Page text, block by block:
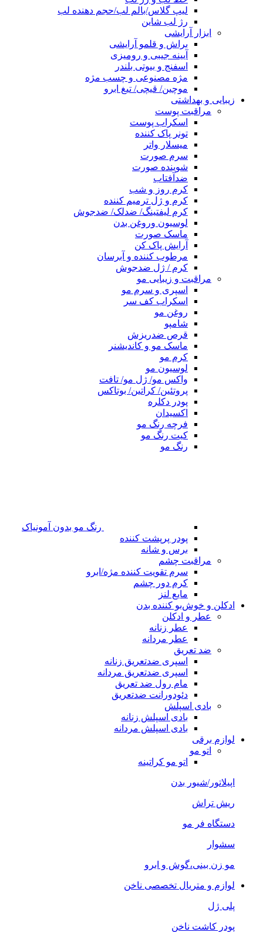
لیپ گلاس/بالم لب/حجم دهنده لب
رژ لب شاین
ابزار آرایشی
براش و قلمو آرایشی
آیینه جیبی و رومیزی
اسفنج و بیوتی بلندر
مژه مصنوعی و چسب مژه
موچین/ قیچی/ تیغ ابرو
زیبایی و بهداشتی
مراقبت پوست
اسکراب پوست
تونر پاک کننده
میسلار واتر
سرم صورت
شوینده صورت
ضدآفتاب
کرم روز و شب
کرم و ژل ترمیم کننده
کرم لیفتینگ/ ضدلک/ ضدجوش
لوسیون وروغن بدن
ماسک صورت
آرایش پاک کن
مرطوب کننده و آبرسان
کرم / ژل ضدجوش
مراقبت و زیبایی مو
اسپری و سرم مو
اسکراب کف سر
روغن مو
شامپو
قرص ضدریزش
ماسک مو و کاندیشنر
کرم مو
لوسیون مو
واکس مو/ ژل مو/ تافت
پروتئین/ کراتین/ بوتاکس
پودر دکلره
اکسیدان
فرچه رنگ مو
کیت رنگ مو
رنگ مو
رنگ مو بدون آمونیاک
پودر پرپشت کننده
برس و شانه
مراقبت چشم
سرم تقویت کننده مژه/ابرو
کرم دور چشم
مایع لنز
ادکلن و خوش‌بو کننده بدن
عطر و ادکلن
عطر زنانه
عطر مردانه
ضد تعریق
اسپری ضدتعریق زنانه
اسپری ضدتعریق مردانه
مام رول ضد تعریق
دئودورانت ضدتعریق
بادی اسپلش
بادی اسپلش زنانه
بادی اسپلش مردانه
لوازم برقی
اتو مو
اتو مو کراتینه
اپیلاتور/شیور بدن
ریش تراش
دستگاه فر مو
سشوار
مو زن بینی،گوش و ابرو
لوازم و متریال تخصصی ناخن
پلی ژل
پودر کاشت ناخن